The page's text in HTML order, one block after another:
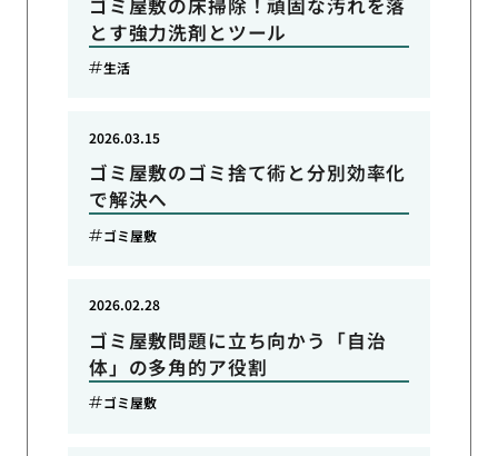
とす強力洗剤とツール
生活
ゴミ屋敷のゴミ捨て術と分別効率化
で解決へ
2026.03.15
ゴミ屋敷
ゴミ屋敷問題に立ち向かう「自治
体」の多角的ア役割
2026.02.28
ゴミ屋敷